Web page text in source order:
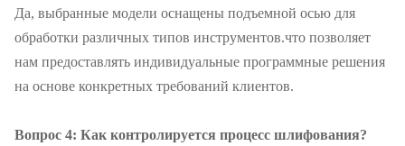
Да, выбранные модели оснащены подъемной осью для
обработки различных типов инструментов.что позволяет
нам предоставлять индивидуальные программные решения
на основе конкретных требований клиентов.
Вопрос 4: Как контролируется процесс шлифования?